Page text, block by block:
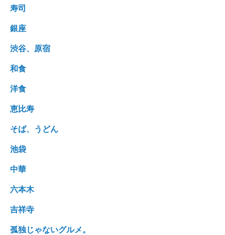
寿司
銀座
渋谷、原宿
和食
洋食
恵比寿
そば、うどん
池袋
中華
六本木
吉祥寺
孤独じゃないグルメ。